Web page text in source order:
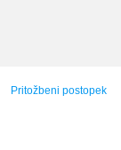
Pritožbeni postopek